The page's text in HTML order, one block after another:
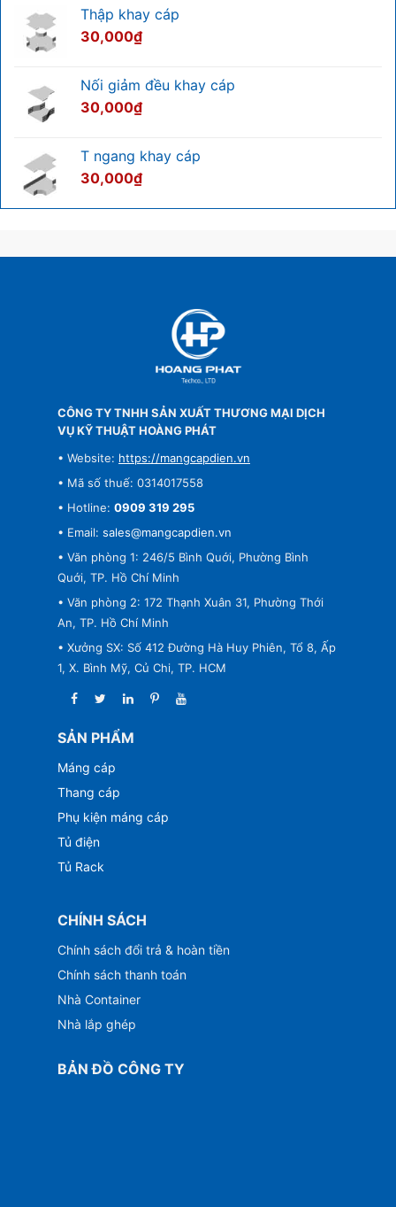
Thập khay cáp
30,000₫
Nối giảm đều khay cáp
30,000₫
T ngang khay cáp
30,000₫
CÔNG TY TNHH SẢN XUẤT THƯƠNG MẠI DỊCH
VỤ KỸ THUẬT HOÀNG PHÁT
• Website: https://mangcapdien.vn
• Mã số thuế: 0314017558
• Hotline: 0909 319 295
• Email: sales@mangcapdien.vn
• Văn phòng 1: 246/5 Bình Quới, Phường Bình
Quới, TP. Hồ Chí Minh
• Văn phòng 2: 172 Thạnh Xuân 31, Phường Thới
An, TP. Hồ Chí Minh
• Xưởng SX: Số 412 Đường Hà Huy Phiên, Tổ 8, Ấp
1, X. Bình Mỹ, Củ Chi, TP. HCM
SẢN PHẨM
Máng cáp
Thang cáp
Phụ kiện máng cáp
Tủ điện
Tủ Rack
CHÍNH SÁCH
Chính sách đổi trả & hoàn tiền
Chính sách thanh toán
Nhà Container
Nhà lắp ghép
BẢN ĐỒ CÔNG TY